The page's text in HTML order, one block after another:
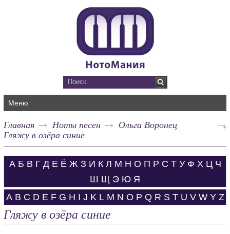
Меню
Главная Ноты песен
Ольга Воронец
Гляжу в озёра синие
А Б В Г Д Е Ё Ж З И К Л М Н О П Р С Т У Ф Х Ц Ч
Ш Щ Э Ю Я
A B C D E F G H I J K L M N O P Q R S T U V W Y Z
Гляжу в озёра синие